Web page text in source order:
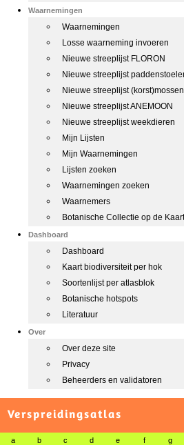
Waarnemingen
Waarnemingen
Losse waarneming invoeren
Nieuwe streeplijst FLORON
Nieuwe streeplijst
Nieuwe streeplijst (korst)mossen
Nieuwe streeplijst ANEMOON
Nieuwe streeplijst weekdieren
Mijn Lijsten
Mijn Waarnemingen
Lijsten zoeken
Waarnemingen zoeken
Waarnemers
Botanische Collectie op de Kaart
Dashboard
Dashboard
Kaart biodiversiteit per hok
Soortenlijst per atlasblok
Botanische hotspots
Literatuur
Over
Over deze site
Privacy
Beheerders en validatoren
Verspreidingsatlas
a b c d e f g